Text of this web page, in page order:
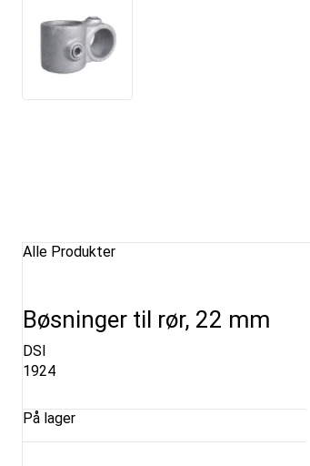
Alle Produkter
Bøsninger til rør, 22 mm
DSI
1924
På lager